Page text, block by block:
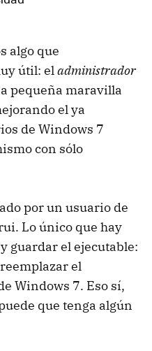
algo que
útil: eladministrador
pequeña maravilla
el ya
de Windows 7
con sólo
por un usuario de
Lo único que hay
guardar el ejecutable:
el
Windows 7. Eso sí,
que tenga algún